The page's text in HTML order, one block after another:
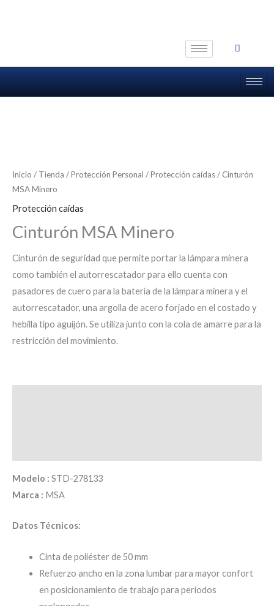
Inicio / Tienda /Protección Personal /Protección caídas/ Cinturón
MSA Minero
Protección caídas
Cinturón MSA Minero
Cinturón de seguridad que permite portar la lámpara minera
como también el autorrescatador para ello cuenta con
pasadores de cuero para la batería de la lámpara minera y el
autorrescatador, una argolla de acero forjado en el costado y
hebilla tipo aguijón. Se utiliza junto con la cola de amarre para la
restricción del movimiento.
Modelo : STD-278133
Marca : MSA
Datos Técnicos:
Cinta de poliéster de 50 mm
Refuerzo ancho en la zona lumbar para mayor confort
en posicionamiento de trabajo para periodos